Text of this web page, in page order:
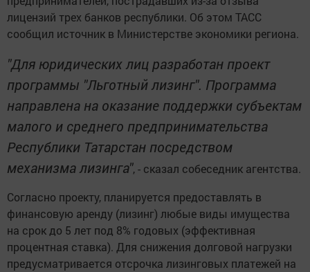
лицензий трех банков республики. Об этом ТАСС
сообщил источник в Министерстве экономики региона.
"Для юридических лиц разработан проект
программы "Льготный лизинг". Программа
направлена на оказание поддержки субъектам
малого и среднего предпринимательства
Республики Татарстан посредством
механизма лизинга", - сказал собеседник агентства.
Согласно проекту, планируется предоставлять в
финансовую аренду (лизинг) любые виды имущества
на срок до 5 лет под 8% годовых (эффективная
процентная ставка). Для снижения долговой нагрузки
предусматривается отсрочка лизинговых платежей на